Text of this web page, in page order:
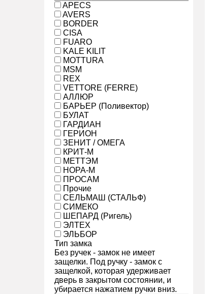
APECS
AVERS
BORDER
CISA
FUARO
KALE KILIT
MOTTURA
MSM
REX
VETTORE (FERRE)
АЛЛЮР
БАРЬЕР (Поливектор)
БУЛАТ
ГАРДИАН
ГЕРИОН
ЗЕНИТ / ОМЕГА
КРИТ-М
МЕТТЭМ
НОРА-М
ПРОСАМ
Прочие
СЕЛЬМАШ (СТАЛЬФ)
СИМЕКО
ШЕПАРД (Ригель)
ЭЛТЕХ
ЭЛЬБОР
Тип замка
Без ручек - замок не имеет
защелки. Под ручку - замок с
защелкой, которая удерживает
дверь в закрытом состоянии, и
убирается нажатием ручки вниз.